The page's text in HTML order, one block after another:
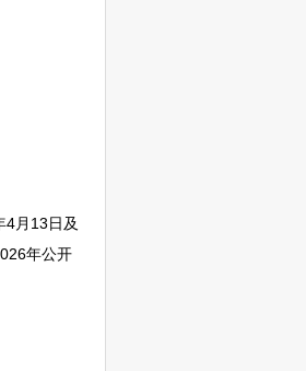
月13日及
年公开